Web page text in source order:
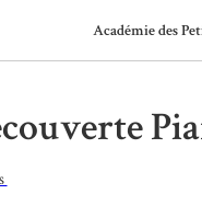
Académie des